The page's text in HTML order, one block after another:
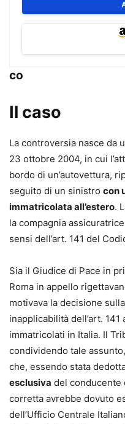
documentazione
risarcitorie alla
consigli pratici riguardanti
glossario dei termini
compagnie di
Massimo Quezel
Consulente in
presidente del primo
consulenza dedicati alla
Ha maturato una
permesso di acquisire
settore. È autore dei libri
delinquere,
Salute S.P.A. – La Sanità
2003 dirige il trimestrale
della tutela dei diritti e
(www.massimoquezel.it).
Francesco Carraro
Avvocato, vicepresidente
Meridiana - Giuristi &
co
Il caso
La controversia nasce da
23 ottobre 2004, in cui
bordo di un’autovettura,
seguito di un sinistro con
immatricolata all’estero.
la compagnia
sensi dell’art. 141 del
Sia il Giudice di Pace in
Roma in appello
motivava la decisione
inapplicabilità dell’art.
immatricolati in Italia. Il
condividendo tale
che, essendo stata
esclusiva del conducente
corretta avrebbe dovuto
dell’Ufficio Centrale